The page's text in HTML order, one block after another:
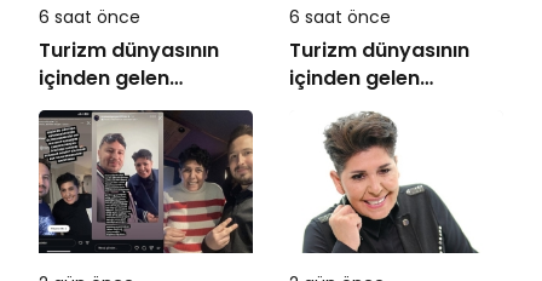
6 saat önce
Turizm dünyasının
içinden gelen
hikayeler ile ‘Otel
Faresi 2’ okurlarla
buluşuyor
6 saat önce
Turizm dünyasının
içinden gelen
hikayeler ile ‘Otel
Fares 2’ okurlarla
buluşuyor